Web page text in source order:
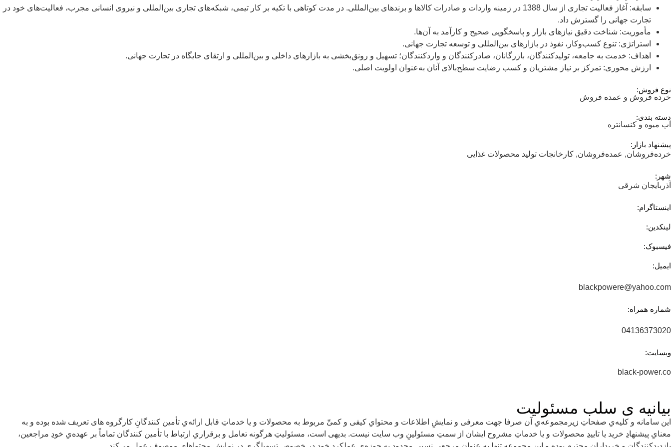
سابقه: آغاز فعالیت تجاری از سال 1388 در زمینه واردات و صادرات کالاها و برندهای بین‌المللی. در مدت کوتاهی با تکیه بر کار تیمی، شبکه‌های تجاری بین‌المللی و نیروی انسانی مجرب، فعالیت‌های خود در
تجارت جهانی را گسترش داد.
مأموریت: شناخت دقیق نیازهای بازار و پاسخگویی صحیح و کارآمد به آن‌ها.
استراتژی: تنوع کسب‌وکار، نفوذ در بازارهای بین‌المللی و توسعه تجارت جهانی.
اهداف: خدمت به جامعه، تولیدکنندگان، بازرگانان، صادرکنندگان و واردکنندگان؛ تسهیل و رونق‌بخشی به بازارهای داخلی و بین‌المللی و ارتقای جایگاه در تجارت جهانی.
ارزش محوری: تمرکز بر نیاز مشتریان و کسب رضایت سطح‌بالای آنان به‌عنوان اولویت اصلی.
نوع فروش:
خرده فروش و عمده فروش
دسته بندی:
آب میوه و کنسانتره
پیشنهاد بازار:
خرده‌فروشان, عمده‌فروشان, کارخانجات تولید محصولات غذایی
شهر:
آذربایجان شرقی
اینستاگرام:
لینکدین:
فیسبوک:
ایمیل:
blackpowere@yahoo.com
شماره همراه:
04136373020
وبسایت:
black-power.co
بیانیه ی سلب مسئولیت
این سامانه و کلیه‌یِ صفحاتِ زیرمجموعه‌یِ آن صرفا جهت معرفی و نمایشِ اطلاعات و محتوایِ کیفی و کمیِّ مربوط به محصولات و یا خدماتِ قابل ارائه‌یِ تأمین کنندگانِ کارگروه های تعریف شده بوده و به
معنایِ پیشنهادِ خرید یا تاییدِ محصولات و یا خدماتِ مشروح ایشان از سمتِ مسئولینِ وب سایت نیست. بدیهی است، مسئولیتِ هرگونه تعامل و برقراریِ ارتباط با تأمین کنندگان تماماً بر عهده‌یِ خودِ مراجعین،